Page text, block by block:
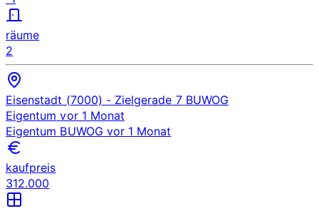
räume
2
Eisenstadt (7000) - Zielgerade 7 BUWOG
Eigentum vor 1 Monat
Eigentum BUWOG vor 1 Monat
kaufpreis
312.000